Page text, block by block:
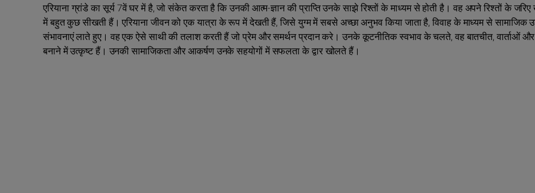
एरियाना ग्रांडे का सूर्य 7वें घर में है, जो संकेत करता है कि उनकी आत्म-ज्ञान की प्राप्ति उनके साझे रिश्तों के माध्यम से होती है। वह अपने रिश्तों के
में बहुत कुछ सीखती हैं। एरियाना जीवन को एक यात्रा के रूप में देखती हैं, जिसे युग्म में सबसे अच्छा अनुभव किया जाता है, विवाह के माध्यम से सामाजिक
संभावनाएं लाते हुए। वह एक ऐसे साथी की तलाश करती हैं जो प्रेम और समर्थन प्रदान करे। उनके कूटनीतिक स्वभाव के चलते, वह बातचीत, वार्ताओं
बनाने में उत्कृष्ट हैं। उनकी सामाजिकता और आकर्षण उनके सहयोगों में सफलता के द्वार खोलते हैं।